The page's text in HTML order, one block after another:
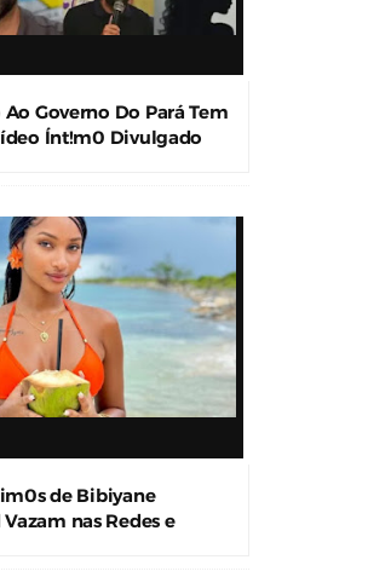
Governo Do Pará Tem
Ínt!m0 Divulgado
de Bibiyane
nas Redes e